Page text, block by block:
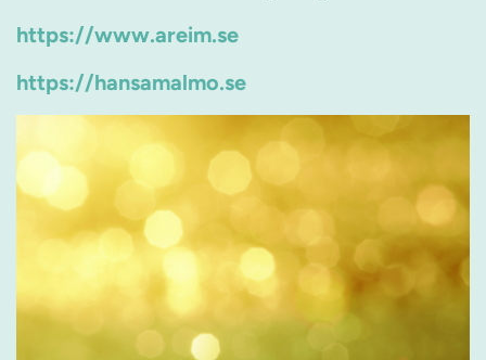
https://www.areim.se
https://hansamalmo.se